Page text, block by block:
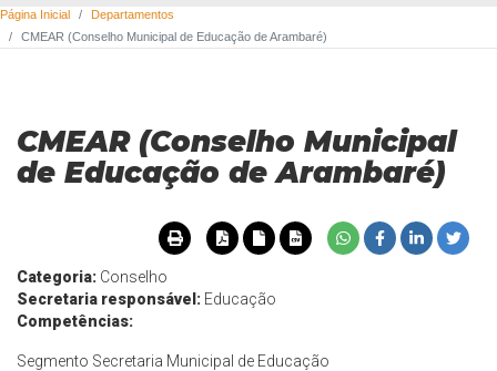
Página Inicial
Departamentos
CMEAR (Conselho Municipal de Educação de Arambaré)
CMEAR (Conselho Municipal
de Educação de Arambaré)
Categoria: Conselho
Secretaria responsável: Educação
Competências:
Segmento Secretaria Municipal de Educação